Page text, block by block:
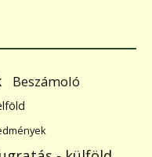
Beszámoló